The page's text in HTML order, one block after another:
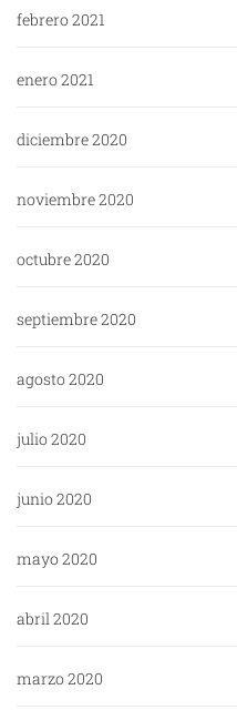
febrero 2021
enero 2021
diciembre 2020
noviembre 2020
octubre 2020
septiembre 2020
agosto 2020
julio 2020
junio 2020
mayo 2020
abril 2020
marzo 2020